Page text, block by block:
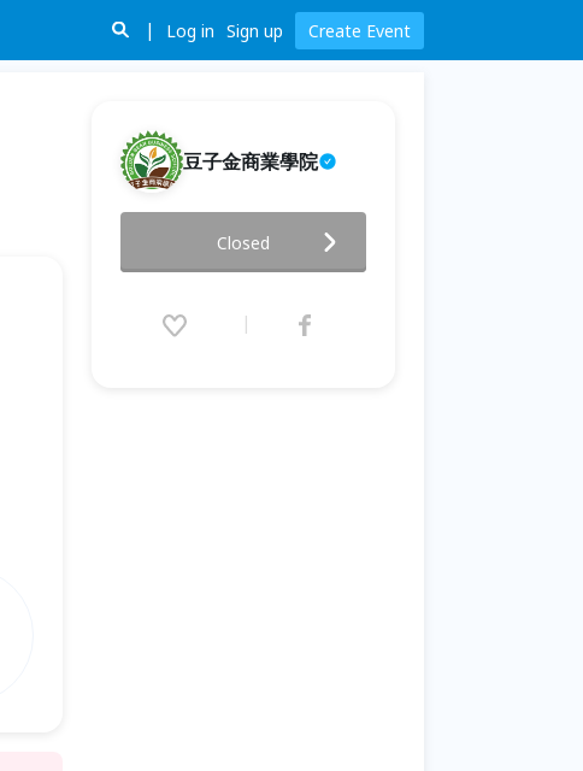
Log in Sign up Create Event
豆子金商業學院
2019.12.11 (Wed) 19:00 - 21:30
Closed